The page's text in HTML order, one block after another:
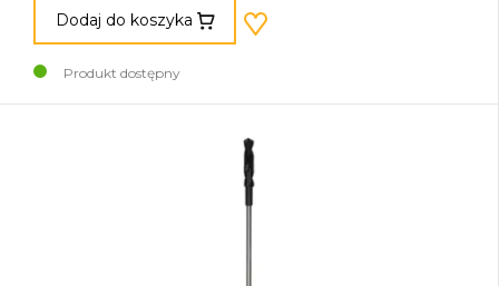
Dodaj do koszyka
Produkt dostępny